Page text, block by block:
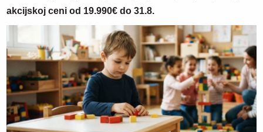
akcijskoj ceni od 19.990€ do 31.8.